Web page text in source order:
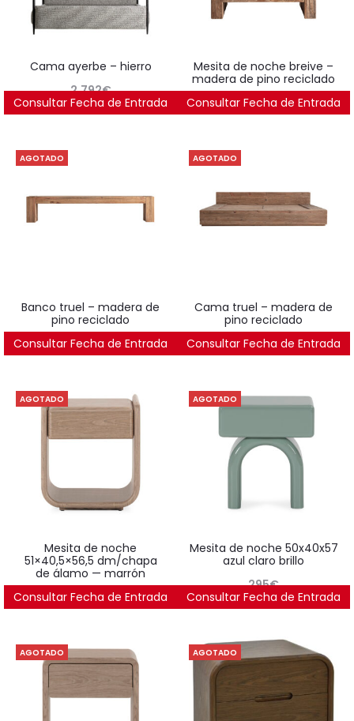
cama ayerbe – hierro
2.792€
Consultar Fecha de Entrada
mesita de noche breive –
madera de pino reciclado
498€
Consultar Fecha de Entrada
AGOTADO
banco truel – madera de
pino reciclado
522€
Consultar Fecha de Entrada
AGOTADO
cama truel – madera de
pino reciclado
1.788€
Consultar Fecha de Entrada
AGOTADO
mesita de noche
51×40,5×56,5 dm/chapa
de álamo — marrón
409€
Consultar Fecha de Entrada
AGOTADO
mesita de noche 50x40x57
azul claro brillo
295€
Consultar Fecha de Entrada
AGOTADO AGOTADO